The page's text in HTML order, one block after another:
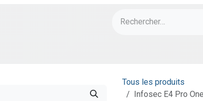
Tous les produits
Infosec E4 Pro